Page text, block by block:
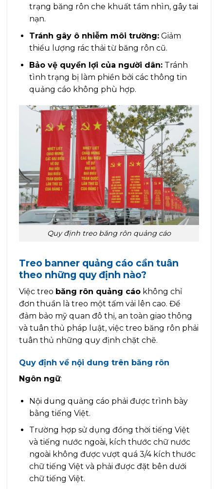
trạng băng rôn che khuất tầm nhìn, gây tai
nạn.
Tránh gây ô nhiễm môi trường:Giảm
thiểu lượng rác thải từ băng rôn cũ.
Bảo vệ quyền lợi của người dân:Tránh
tình trạng bị làm phiền bởi các thông tin
quảng cáo không phù hợp.
Quy định treo băng rôn quảng cáo
Treo banner quảng cáo cần tuân
theo những quy định nào?
Việc treo băng rôn quảng cáo không chỉ
đơn thuần là treo một tấm vải lên cao. Để
đảm bảo mỹ quan đô thị, an toàn giao thông
và tuân thủ pháp luật, việc treo băng rôn phải
tuân thủ những quy định chặt chẽ.
Quy định về nội dung trên băng rôn
Ngôn ngữ:
Nội dung quảng cáo phải được trình bày
bằng tiếng Việt.
Trường hợp sử dụng đồng thời tiếng Việt
và tiếng nước ngoài, kích thước chữ nước
ngoài không được vượt quá 3/4 kích thước
chữ tiếng Việt và phải được đặt bên dưới
chữ tiếng Việt.